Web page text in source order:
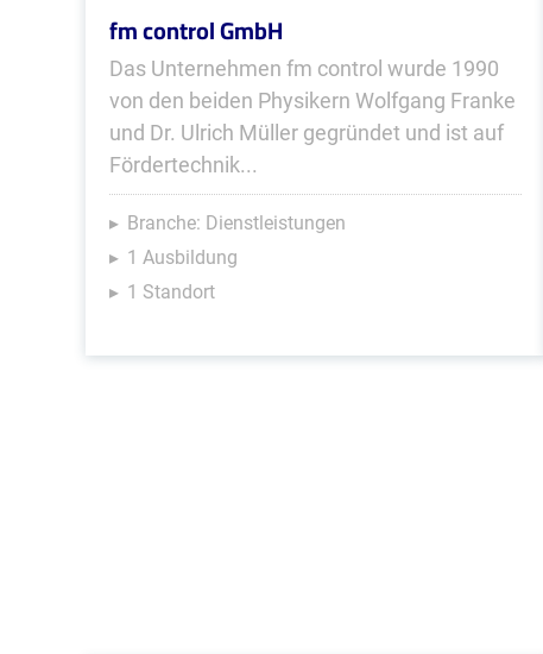
fm control GmbH
Das Unternehmen fm control wurde 1990
von den beiden Physikern Wolfgang Franke
und Dr. Ulrich Müller gegründet und ist auf
Fördertechnik...
Branche: Dienstleistungen
1 Ausbildung
1 Standort